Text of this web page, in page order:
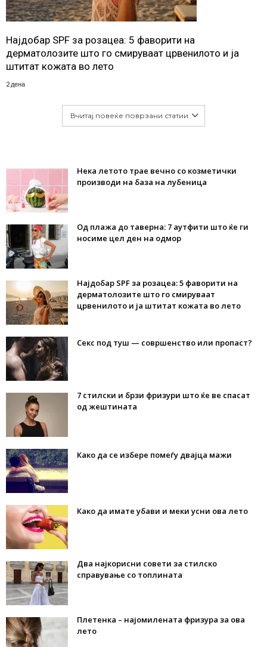
Најдобар SPF за розацеа: 5 фаворити на
дерматолозите што го смируваат црвенилото и ја
штитат кожата во лето
2 дена
Вчитај повеќе поврзани статии
Нека летото трае вечно со козметички
производи на база на лубеница
Од плажа до таверна: 7 аутфити што ќе ги
носиме цел ден на одмор
Најдобар SPF за розацеа: 5 фаворити на
дерматолозите што го смируваат
црвенилото и ја штитат кожата во лето
Секс под туш — совршенство или пропаст?
7 стилски и брзи фризури што ќе ве спасат
од жештината
Како да се избере помеѓу двајца мажи
Како да имате убави и меки усни ова лето
Два најкорисни совети за стилско
справување со топлината
Плетенка – најомилената фризура за ова
лето